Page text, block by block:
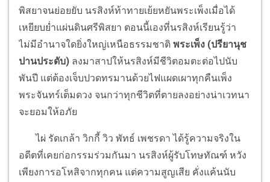
พิสยาจนย่อยยับ นรสิงห์ท้าทายเย้ยหยันพระเพ็งเมื่อได้
เหยียบย่ำแผ่นดินศรีพิสยา ตอนนี้เองที่นรสิงห์เรียนรู้ว่า
ไม่มีอำนาจใดยิ่งใหญ่เหนือธรรมชาติ พระเพ็ง (ปรียานุช
ปานประดับ) ลงมาสาปให้นรสิงห์มีชีวิตอมตะต่อไปนับ
พันปี แต่ต้องเจ็บปวดทรมานด้วยไฟแผดเผาทุกคืนเพ็ง
พระจันทร์เต็มดวง จนกว่าทุกชีวิตที่ตายลงอย่างน่าเวทนา
จะยอมให้อภัย
ไผ่ รัดเกล้า วิกกี้ วิว พัทธ์ เพชรดา ได้รู้ความจริงใน
อดีตที่เคยก่อกรรมร่วมกันมา นรสิงห์ผู้รับโทษทัณฑ์ หวัง
เพียงการอโหสิจากทุกคน แต่ความสูญเสีย คั่งแค้นนับ